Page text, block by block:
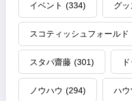
イベント (334) グッ
スコティッシュフォールド
スタパ齋藤 (301)
ノウハウ (294) ハウ